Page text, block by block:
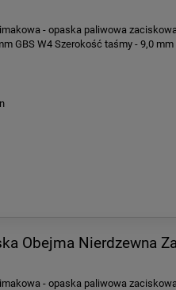
- opaska paliwowa
GBS W4 Szerokość taśmy - 9,0
Obejma Nierdzewna
- opaska paliwowa